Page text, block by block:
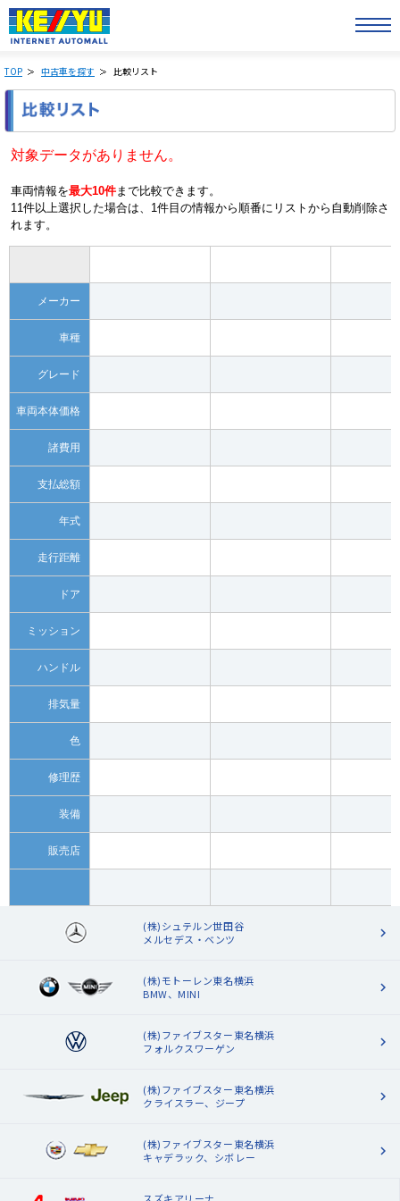
TOP 中古車を探す 比較リスト
対象データがありません。
車両情報を最大10件まで比較できます。
11件以上選択した場合は、1件目の情報から順番にリストから自動削除さ
れます。
メーカー
車種
グレード
車両本体価格
諸費用
支払総額
年式
走行距離
ドア
ミッション
ハンドル
排気量
色
修理歴
装備
販売店
(株)シュテルン世田谷
メルセデス・ベンツ
(株)モトーレン東名横浜
BMW、MINI
(株)ファイブスター東名横浜
フォルクスワーゲン
(株)ファイブスター東名横浜
クライスラー、ジープ
(株)ファイブスター東名横浜
キャデラック、シボレー